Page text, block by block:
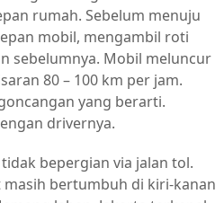
rumah. Sebelum menuju
mobil, mengambil roti
sebelumnya. Mobil meluncur
80 – 100 km per jam.
yang berarti.
drivernya.
bepergian via jalan tol.
bertumbuh di kiri-kanan